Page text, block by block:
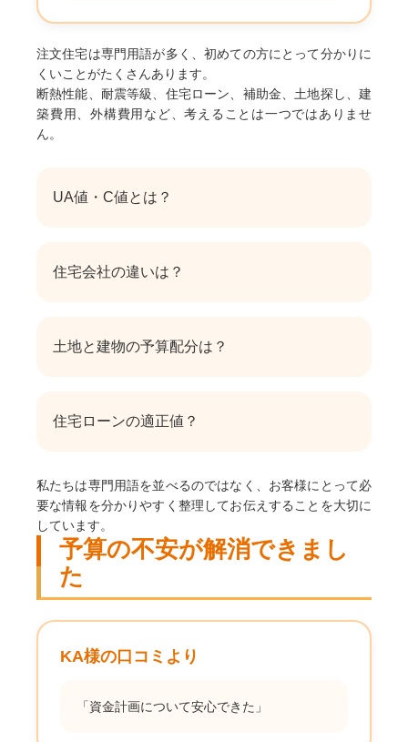
注文住宅は専門用語が多く、初めての方にとって分かりに
くいことがたくさんあります。
断熱性能、耐震等級、住宅ローン、補助金、土地探し、建
築費用、外構費用など、考えることは一つではありませ
ん。
UA値・C値とは？
住宅会社の違いは？
土地と建物の予算配分は？
住宅ローンの適正値？
私たちは専門用語を並べるのではなく、お客様にとって必
要な情報を分かりやすく整理してお伝えすることを大切に
しています。
予算の不安が解消できまし
た
KA様の口コミより
「資金計画について安心できた」